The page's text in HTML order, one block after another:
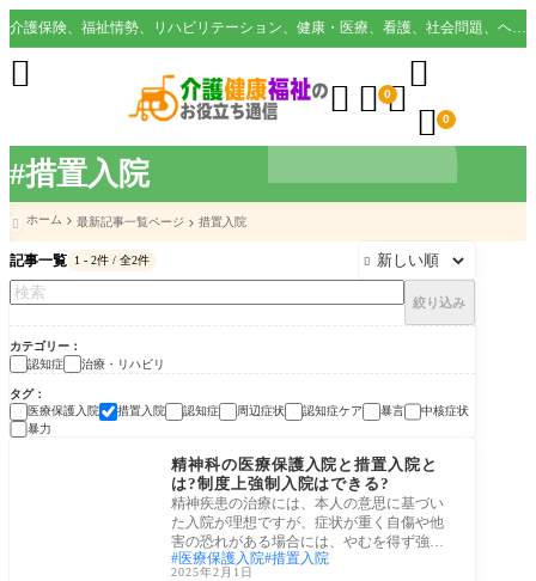
#措置入院
介護保険、福祉情勢、リハビリテーション、健康・医療、看護、社会問題、ヘルスケア業界など様々な切り口から役立つ情報を配信。
  0

 0

 ホーム 最新記事一覧ページ 措置入院
記事一覧 1 - 2件 / 全2件 
絞り込み
カテゴリー
認知症
治療・リハビリ
タグ
医療保護入院
措置入院 認知症 周辺症状 認知症ケア 暴言
中核症状
暴力
精神科の医療保護入院と措置入院と
は?制度上強制入院はできる?
精神疾患の治療には、本人の意思に基づい
た入院が理想ですが、症状が重く自傷や他
害の恐れがある場合には、やむを得ず強制
的な入
医療保護入院 措置入院
2025年2月1日